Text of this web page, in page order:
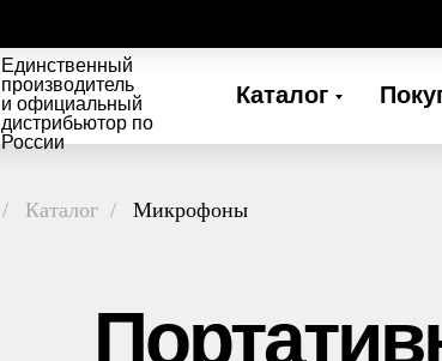
Каталог
Единственный
производитель
и официальный
дистрибьютор по
России
/ Каталог / Микрофоны